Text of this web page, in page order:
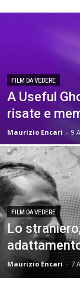
FILM DA VEDERE
A Useful
risate e
Maurizio Encari - 9
FILM DA VEDERE
Lo
Maurizio Encari - 7